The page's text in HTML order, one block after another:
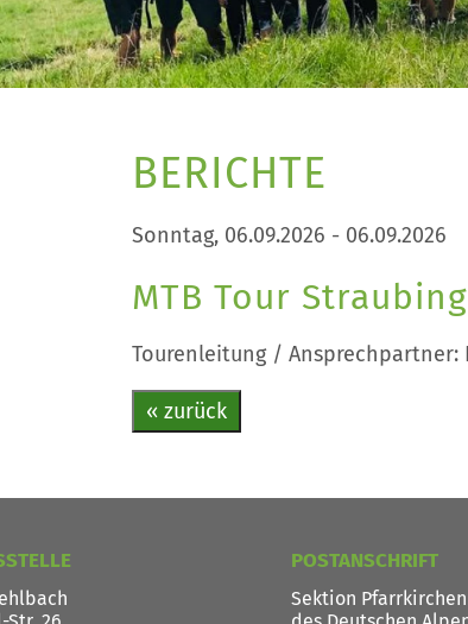
BERICHTE
Sonntag, 06.09.2026 - 06.09.2026
MTB Tour
Tourenleitung / Ansprechpartner:
« zurück
POSTANSCHRIFT
Sektion Pfarrkirchen